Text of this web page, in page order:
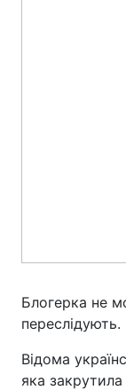
Блогерка не
переслідують.
Відома
яка